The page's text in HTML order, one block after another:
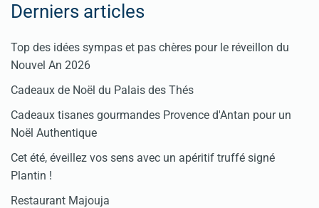
Derniers articles
Top des idées sympas et pas chères pour le réveillon du
Nouvel An 2026
Cadeaux de Noël du Palais des Thés
Cadeaux tisanes gourmandes Provence d'Antan pour un
Noël Authentique
Cet été, éveillez vos sens avec un apéritif truffé signé
Plantin !
Restaurant Majouja